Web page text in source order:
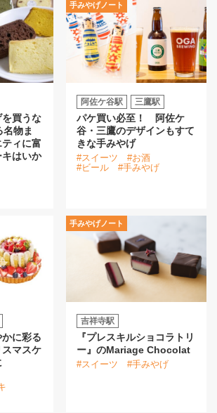
買うな
名物ま
ィに富
はいか
手みやげノート
阿佐ケ谷駅 三鷹駅
パケ買い必至！ 阿佐ケ
谷・三鷹のデザインもすて
きな手みやげ
#スイーツ
#お酒
#ビール
#手みやげ
に彩る
スマスケ
手みやげノート
吉祥寺駅
『プレスキルショコラトリ
ー』のMariage Chocolat
#スイーツ #手みやげ